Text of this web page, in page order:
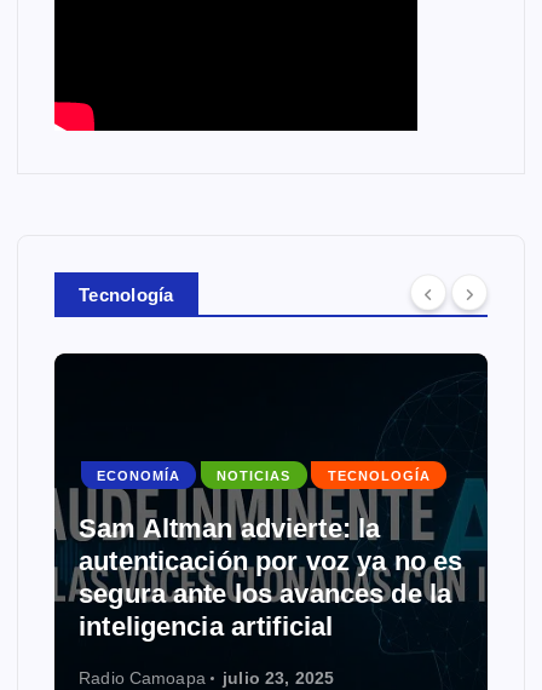
Tecnología
ECONOMÍA NOTICIAS TECNOLOGÍA
Sam Altman advierte: la
autenticación por voz ya no es
segura ante los avances de la
inteligencia artificial
Radio Camoapa julio 23, 2025